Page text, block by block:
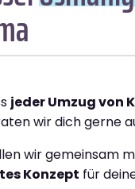
jeder Umzug von
wir dich gerne
wir gemeinsam
Konzept für